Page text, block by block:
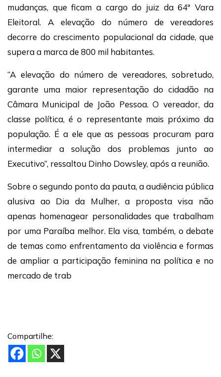
mudanças, que ficam a cargo do juiz da 64ª Vara
Eleitoral. A elevação do número de vereadores
decorre do crescimento populacional da cidade, que
supera a marca de 800 mil habitantes.
“A elevação do número de vereadores, sobretudo,
garante uma maior representação do cidadão na
Câmara Municipal de João Pessoa. O vereador, da
classe política, é o representante mais próximo da
população. É a ele que as pessoas procuram para
intermediar a solução dos problemas junto ao
Executivo”, ressaltou Dinho Dowsley, após a reunião.
Sobre o segundo ponto da pauta, a audiência pública
alusiva ao Dia da Mulher, a proposta visa não
apenas homenagear personalidades que trabalham
por uma Paraíba melhor. Ela visa, também, o debate
de temas como enfrentamento da violência e formas
de ampliar a participação feminina na política e no
mercado de trab
Compartilhe: